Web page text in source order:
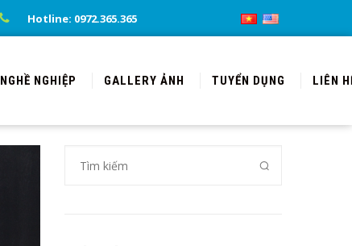
Hotline: 0972.365.365
NGHỀ NGHIỆP GALLERY ẢNH TUYỂN DỤNG LIÊN